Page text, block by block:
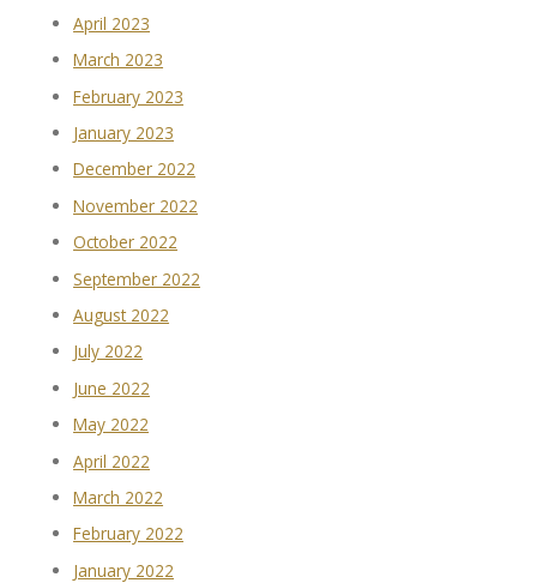
April 2023
March 2023
February 2023
January 2023
December 2022
November 2022
October 2022
September 2022
August 2022
July 2022
June 2022
May 2022
April 2022
March 2022
February 2022
January 2022